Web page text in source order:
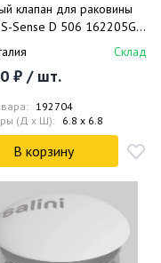
клапан для раковины
Sense D 506 162205G
глянцевый), click-clackСклад
₽ / шт.
192704
(Д x Ш):
6.8 x 6.8
В корзину